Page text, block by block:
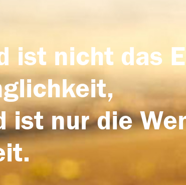
ist nicht das
ist nur die